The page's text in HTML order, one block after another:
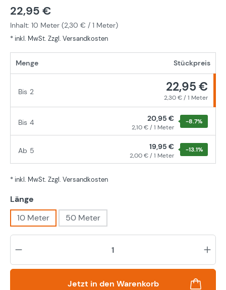
22,95 €
Inhalt: 10 Meter (2,30 € / 1 Meter)
* inkl. MwSt. Zzgl. Versandkosten
Menge Stückpreis
Bis 2 22,95 €
2,30 € / 1 Meter
Bis 4 20,95 €
2,10 € / 1 Meter
-8.7%
Ab 5 19,95 €
2,00 € / 1 Meter
-13.1%
* inkl. MwSt. Zzgl. Versandkosten
Länge
10 Meter
50 Meter
Jetzt in den Warenkorb